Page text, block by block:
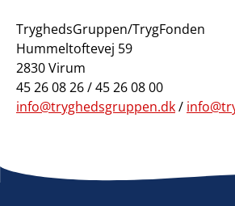
TryghedsGruppen/TrygFonden
Hummeltoftevej 59
2830 Virum
45 26 08 26 / 45 26 08 00
info@tryghedsgruppen.dk/